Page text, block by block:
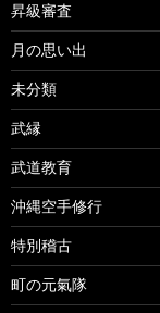
昇級審査
月の思い出
未分類
武縁
武道教育
沖縄空手修行
特別稽古
町の元氣隊